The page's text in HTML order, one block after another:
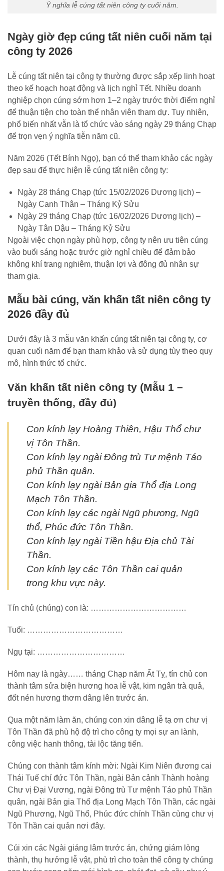
Ý nghĩa lễ cúng tất niên công ty cuối năm.
Ngày giờ đẹp cúng tất niên cuối năm tại
công ty 2026
Lễ cúng tất niên tại công ty thường được sắp xếp linh hoạt
theo kế hoạch hoạt động và lịch nghỉ Tết. Nhiều doanh
nghiệp chọn cúng sớm hơn 1–2 ngày trước thời điểm nghỉ
để thuận tiện cho toàn thể nhân viên tham dự. Tuy nhiên,
phổ biến nhất vẫn là tổ chức vào sáng ngày 29 tháng Chạp
để trọn vẹn ý nghĩa tiễn năm cũ.
Năm 2026 (Tết Bính Ngọ), bạn có thể tham khảo các ngày
đẹp sau để thực hiện lễ cúng tất niên công ty:
Ngày 28 tháng Chạp (tức 15/02/2026 Dương lịch) –
Ngày Canh Thân – Tháng Kỷ Sửu
Ngày 29 tháng Chạp (tức 16/02/2026 Dương lịch) –
Ngày Tân Dậu – Tháng Kỷ Sửu
Ngoài việc chọn ngày phù hợp, công ty nên ưu tiên cúng
vào buổi sáng hoặc trước giờ nghỉ chiều để đảm bảo
không khí trang nghiêm, thuận lợi và đông đủ nhân sự
tham gia.
Mẫu bài cúng, văn khấn tất niên công ty
2026 đầy đủ
Dưới đây là 3 mẫu văn khấn cúng tất niên tại công ty, cơ
quan cuối năm để bạn tham khảo và sử dụng tùy theo quy
mô, hình thức tổ chức.
Văn khấn tất niên công ty (Mẫu 1 –
truyền thống, đầy đủ)
Con kính lạy Hoàng Thiên, Hậu Thổ chư
vị Tôn Thần.
Con kính lạy ngài Đông trù Tư mệnh Táo
phủ Thần quân.
Con kính lạy ngài Bản gia Thổ địa Long
Mạch Tôn Thần.
Con kính lạy các ngài Ngũ phương, Ngũ
thổ, Phúc đức Tôn Thần.
Con kính lạy ngài Tiền hậu Địa chủ Tài
Thần.
Con kính lạy các Tôn Thần cai quản
trong khu vực này.
Tín chủ (chúng) con là: ………………………………
Tuổi: ………………………………
Ngụ tại: ……………………………
Hôm nay là ngày…… tháng Chạp năm Ất Tỵ, tín chủ con
thành tâm sửa biện hương hoa lễ vật, kim ngân trà quả,
đốt nén hương thơm dâng lên trước án.
Qua một năm làm ăn, chúng con xin dâng lễ tạ ơn chư vị
Tôn Thần đã phù hộ độ trì cho công ty mọi sự an lành,
công việc hanh thông, tài lộc tăng tiến.
Chúng con thành tâm kính mời: Ngài Kim Niên đương cai
Thái Tuế chí đức Tôn Thần, ngài Bản cảnh Thành hoàng
Chư vị Đại Vương, ngài Đông trù Tư mệnh Táo phủ Thần
quân, ngài Bản gia Thổ địa Long Mạch Tôn Thần, các ngài
Ngũ Phương, Ngũ Thổ, Phúc đức chính Thần cùng chư vị
Tôn Thần cai quản nơi đây.
Cúi xin các Ngài giáng lâm trước án, chứng giám lòng
thành, thụ hưởng lễ vật, phù trì cho toàn thể công ty chúng